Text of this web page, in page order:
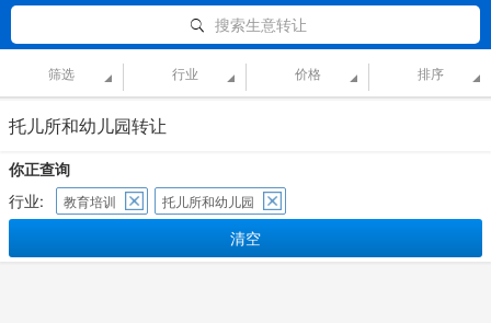
搜索生意转让
筛选 行业 价格 排序
托儿所和幼儿园转让
你正查询
行业:
教育培训 托儿所和幼儿园
清空